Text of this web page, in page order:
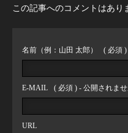
この記事へのコメントはあり
名前（例：山田 太郎） ( 必須 )
E-MAIL ( 必須 ) - 公開されま
URL